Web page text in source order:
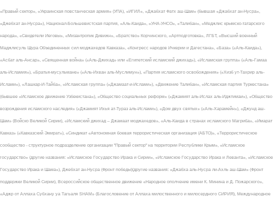
«Правый сектор», «Украинская повстанческая армия» (УПА), «ИГИЛ», «Джабхат Фатх аш-Шам» (бывшая «Джабхат ан-Нусра»,
«Джебхат ан-Нусра»), Национал-Большевистская партия, «Аль-Каида», «УНА-УНСО», «Талибан», «Меджлис крымско-татарского
народа», «Свидетели Иеговы», «Мизантропик Дивижн», «Братство» Корчинского, «Артподготовка», ЛГБТ, «Высший военный
Маджлисуль Шура Объединенных сил моджахедов Кавказа», «Конгресс народов Ичкерии и Дагестана», «База» («Аль-Каида»),
«Асбат аль-Ансар», «Священная война» («Аль-Джихад» или «Египетский исламский джихад»), «Исламская группа» («Аль-Гамаа
аль-Исламия»), «Братья-мусульмане» («Аль-Ихван аль-Муслимун»), «Партия исламского освобождения» («Хизб ут-Тахрир аль-
Ислами»), «Лашкар-И-Тайба», «Исламская группа» («Джамаат-и-Ислами»), «Движение Талибан», «Исламская партия Туркестана»
(бывшее «Исламское движение Узбекистана»), «Общество социальных реформ» («Джамият аль-Ислах аль-Иджтимаи»), «Общество
возрождения исламского наследия» («Джамият Ихья ат-Тураз аль-Ислами»), «Дом двух святых» («Аль-Харамейн»), «Джунд аш-
Шам» (Войско Великой Сирии), «Исламский джихад – Джамаат моджахедов», «Аль-Каида в странах исламского Магриба», «Имарат
Кавказ» («Кавказский Эмират»), «Синдикат «Автономная боевая террористическая организация (АБТО)», «Террористическое
сообщество - структурное подразделение организации "Правый сектор" на территории Республики Крым», «Исламское
государство» (другие названия: «Исламское Государство Ирака и Сирии», «Исламское Государство Ирака и Леванта», «Исламское
Государство Ирака и Шама»), Джебхат ан-Нусра (Фронт победы)(другие названия: «Джабха аль-Нусра ли-Ахль аш-Шам» (Фронт
поддержки Великой Сирии), Всероссийское общественное движение «Народное ополчение имени К. Минина и Д. Пожарского»,
«Аджр от Аллаха Субхану уа Тагьаля SHAM» (Благословение от Аллаха милоственного и милосердного СИРИЯ), Международное